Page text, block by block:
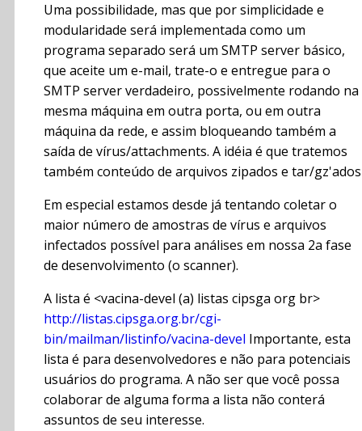
Uma possibilidade, mas que por simplicidade e
modularidade será implementada como um
programa separado será um SMTP server básico,
que aceite um e-mail, trate-o e entregue para o
SMTP server verdadeiro, possivelmente rodando na
mesma máquina em outra porta, ou em outra
máquina da rede, e assim bloqueando também a
saída de vírus/attachments. A idéia é que tratemos
também conteúdo de arquivos zipados e tar/gz'ados
Em especial estamos desde já tentando coletar o
maior número de amostras de vírus e arquivos
infectados possível para análises em nossa 2a fase
de desenvolvimento (o scanner).
A lista é <vacina-devel (a) listas cipsga org br>
http://listas.cipsga.org.br/cgi-
bin/mailman/listinfo/vacina-devel Importante, esta
lista é para desenvolvedores e não para potenciais
usuários do programa. A não ser que você possa
colaborar de alguma forma a lista não conterá
assuntos de seu interesse.